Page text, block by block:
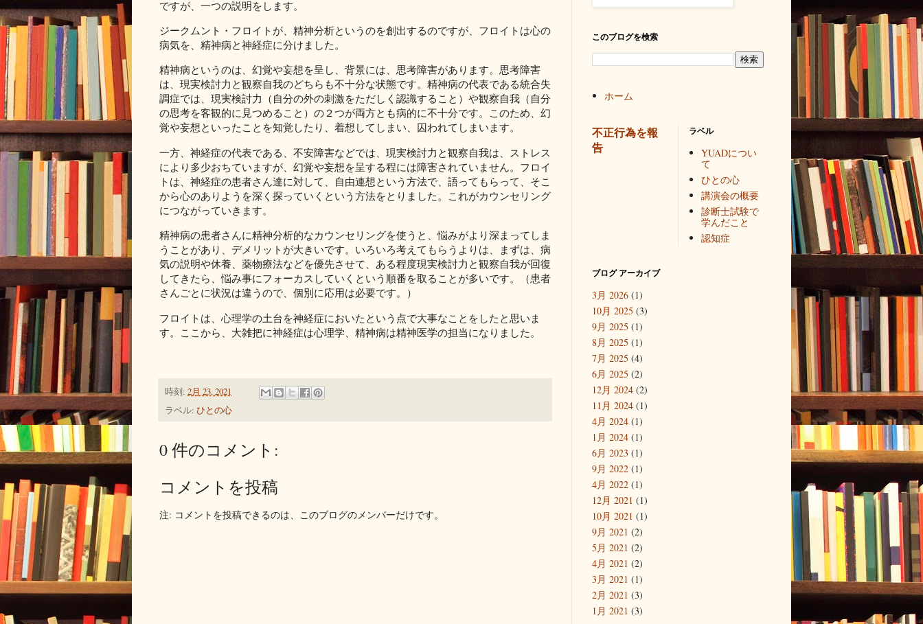
ですが、一つの説明をします。
ジークムント・フロイトが、精神分析というのを創出するのですが、フロイトは心の
病気を、精神病と神経症に分けました。
精神病というのは、幻覚や妄想を呈し、背景には、思考障害があります。思考障害
は、現実検討力と観察自我のどちらも不十分な状態です。精神病の代表である統合失
調症では、現実検討力（自分の外の刺激をただしく認識すること）や観察自我（自分
の思考を客観的に見つめること）の２つが両方とも病的に不十分です。このため、幻
覚や妄想といったことを知覚したり、着想してしまい、囚われてしまいます。
一方、神経症の代表である、不安障害などでは、現実検討力と観察自我は、ストレス
により多少おちていますが、幻覚や妄想を呈する程には障害されていません。フロイ
トは、神経症の患者さん達に対して、自由連想という方法で、語ってもらって、そこ
から心のありようを深く探っていくという方法をとりました。これがカウンセリング
につながっていきます。
精神病の患者さんに精神分析的なカウンセリングを使うと、悩みがより深まってしま
うことがあり、デメリットが大きいです。いろいろ考えてもらうよりは、まずは、病
気の説明や休養、薬物療法などを優先させて、ある程度現実検討力と観察自我が回復
してきたら、悩み事にフォーカスしていくという順番を取ることが多いです。（患者
さんごとに状況は違うので、個別に応用は必要です。）
フロイトは、心理学の土台を神経症においたという点で大事なことをしたと思いま
す。ここから、大雑把に神経症は心理学、精神病は精神医学の担当になりました。
時刻: 2月 23, 2021
ラベル: ひとの心
0 件のコメント:
コメントを投稿
注: コメントを投稿できるのは、このブログのメンバーだけです。
このブログを検索
ホーム
不正行為を報
告
ラベル
YUADについ
て
ひとの心
講演会の概要
診断士試験で
学んだこと
認知症
ブログ アーカイブ
3月 2026 (1)
10月 2025 (3)
9月 2025 (1)
8月 2025 (1)
7月 2025 (4)
6月 2025 (2)
12月 2024 (2)
11月 2024 (1)
4月 2024 (1)
1月 2024 (1)
6月 2023 (1)
9月 2022 (1)
4月 2022 (1)
12月 2021 (1)
10月 2021 (1)
9月 2021 (2)
5月 2021 (2)
4月 2021 (2)
3月 2021 (1)
2月 2021 (3)
1月 2021 (3)